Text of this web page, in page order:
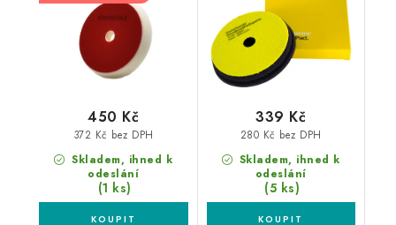
Skladem, ihned k
odeslání
(1 ks)
372 Kč bez DPH
450 Kč
Skladem, ihned k
odeslání
(5 ks)
280 Kč bez DPH
339 Kč